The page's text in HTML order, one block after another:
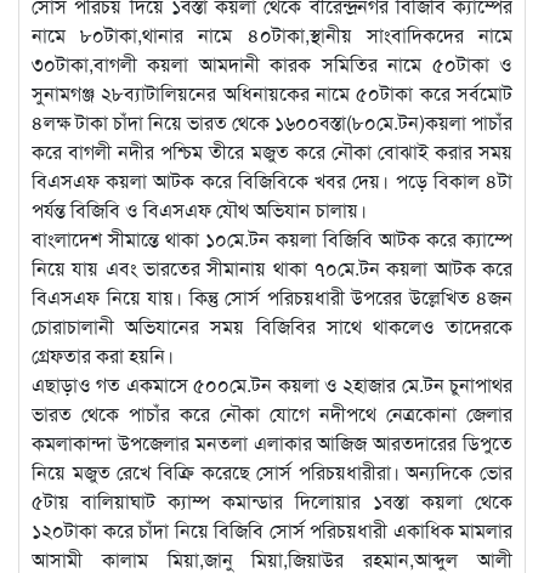
নামে ৮০টাকা,থানার নামে ৪০টাকা,স্থানীয় সাংবাদিকদের নামে
৩০টাকা,বাগলী কয়লা আমদানী কারক সমিতির নামে ৫০টাকা ও
সুনামগঞ্জ ২৮ব্যাটালিয়নের অধিনায়কের নামে ৫০টাকা করে সর্বমোট
৪লক্ষ টাকা চাঁদা নিয়ে ভারত থেকে ১৬০০বস্তা(৮০মে.টন)কয়লা পাচাঁর
করে বাগলী নদীর পশ্চিম তীরে মজুত করে নৌকা বোঝাই করার সময়
বিএসএফ কয়লা আটক করে বিজিবিকে খবর দেয়। পড়ে বিকাল ৪টা
পর্যন্ত বিজিবি ও বিএসএফ যৌথ অভিযান চালায়।
বাংলাদেশ সীমান্তে থাকা ১০মে.টন কয়লা বিজিবি আটক করে ক্যাম্পে
নিয়ে যায় এবং ভারতের সীমানায় থাকা ৭০মে.টন কয়লা আটক করে
বিএসএফ নিয়ে যায়। কিন্তু সোর্স পরিচয়ধারী উপরের উল্লেখিত ৪জন
চোরাচালানী অভিযানের সময় বিজিবির সাথে থাকলেও তাদেরকে
গ্রেফতার করা হয়নি।
এছাড়াও গত একমাসে ৫০০মে.টন কয়লা ও ২হাজার মে.টন চুনাপাথর
ভারত থেকে পাচাঁর করে নৌকা যোগে নদীপথে নেত্রকোনা জেলার
কমলাকান্দা উপজেলার মনতলা এলাকার আজিজ আরতদারের ডিপুতে
নিয়ে মজুত রেখে বিক্রি করেছে সোর্স পরিচয়ধারীরা। অন্যদিকে ভোর
৫টায় বালিয়াঘাট ক্যাম্প কমান্ডার দিলোয়ার ১বস্তা কয়লা থেকে
১২০টাকা করে চাঁদা নিয়ে বিজিবি সোর্স পরিচয়ধারী একাধিক মামলার
আসামী কালাম মিয়া,জানু মিয়া,জিয়াউর রহমান,আব্দুল আলী